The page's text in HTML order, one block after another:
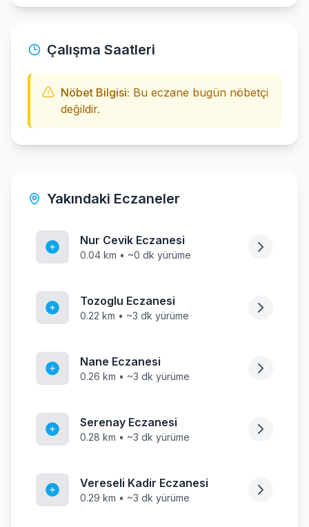
Çalışma Saatleri
Nöbet Bilgisi: Bu eczane bugün nöbetçi
değildir.
Yakındaki Eczaneler
Nur Cevik Eczanesi
0.04 km • ~0 dk yürüme
Tozoglu Eczanesi
0.22 km • ~3 dk yürüme
Nane Eczanesi
0.26 km • ~3 dk yürüme
Serenay Eczanesi
0.28 km • ~3 dk yürüme
Vereseli Kadir Eczanesi
0.29 km • ~3 dk yürüme